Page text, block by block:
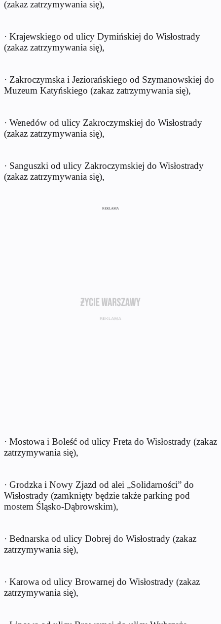
(zakaz zatrzymywania się),
· Krajewskiego od ulicy Dymińskiej do Wisłostrady
(zakaz zatrzymywania się),
· Zakroczymska i Jeziorańskiego od Szymanowskiej do
Muzeum Katyńskiego (zakaz zatrzymywania się),
· Wenedów od ulicy Zakroczymskiej do Wisłostrady
(zakaz zatrzymywania się),
· Sanguszki od ulicy Zakroczymskiej do Wisłostrady
(zakaz zatrzymywania się),
REKLAMA
· Mostowa i Boleść od ulicy Freta do Wisłostrady (zakaz
zatrzymywania się),
· Grodzka i Nowy Zjazd od alei „Solidarności” do
Wisłostrady (zamknięty będzie także parking pod
mostem Śląsko-Dąbrowskim),
· Bednarska od ulicy Dobrej do Wisłostrady (zakaz
zatrzymywania się),
· Karowa od ulicy Browarnej do Wisłostrady (zakaz
zatrzymywania się),